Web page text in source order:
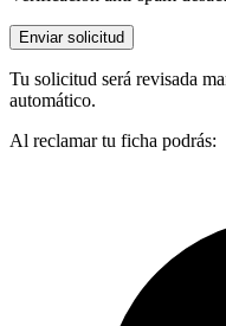
Enviar solicitud
Tu solicitud será revisada
automático.
Al reclamar tu ficha podrás: